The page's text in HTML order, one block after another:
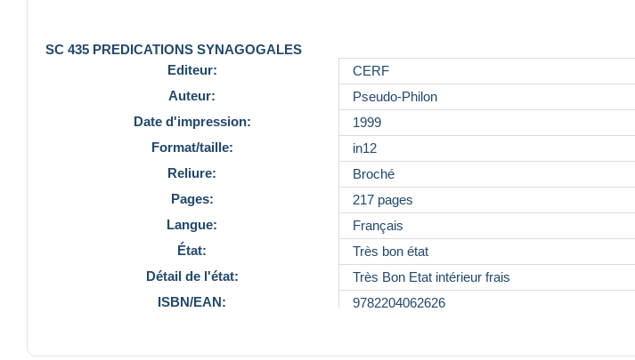
SC 435 PREDICATIONS SYNAGOGALES
Editeur:
CERF
Auteur:
Pseudo-Philon
Date d'impression:
1999
Format/taille:
in12
Reliure:
Broché
Pages:
217 pages
Langue:
Français
État:
Très bon état
Détail de l'état:
Très Bon Etat intérieur frais
ISBN/EAN:
9782204062626